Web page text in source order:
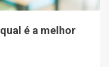
é a melhor